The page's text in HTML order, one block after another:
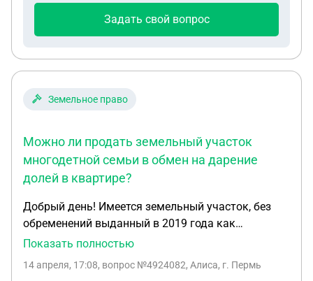
Задать свой вопрос
Земельное право
Можно ли продать земельный участок
многодетной семьи в обмен на дарение
долей в квартире?
Добрый день! Имеется земельный участок, без
обременений выданный в 2019 года как
многодетной семье. Хочет продать, детям 18, 17 и
вместо денег на счет, сделать дарение долей в
Показать полностью
14 апреля, 17:08, вопрос №4924082, Алиса, г. Пермь